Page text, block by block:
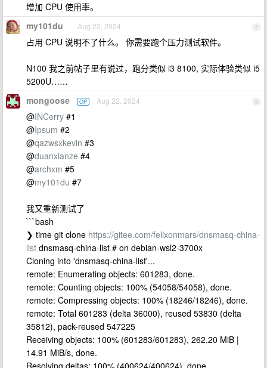
增加 CPU 使用率。
7
my101du Aug 22, 2024
占用 CPU 说明不了什么。 你需要跑个压力测试软件。
N100 我之前帖子里有说过，跑分类似 i3 8100, 实际体验类似 i5
5200U……
8
mongoose OP Aug 22, 2024
@INCerry #1
@Ipsum #2
@qazwsxkevin #3
@duanxianze #4
@archxm #5
@my101du #7
我又重新测试了
```bash
❯ time git clone https://gitee.com/felixonmars/dnsmasq-china-
list dnsmasq-china-list # on debian-wsl2-3700x
Cloning into 'dnsmasq-china-list'...
remote: Enumerating objects: 601283, done.
remote: Counting objects: 100% (54058/54058), done.
remote: Compressing objects: 100% (18246/18246), done.
remote: Total 601283 (delta 36000), reused 53830 (delta
35812), pack-reused 547225
Receiving objects: 100% (601283/601283), 262.20 MiB |
14.91 MiB/s, done.
Resolving deltas: 100% (400624/400624), done.